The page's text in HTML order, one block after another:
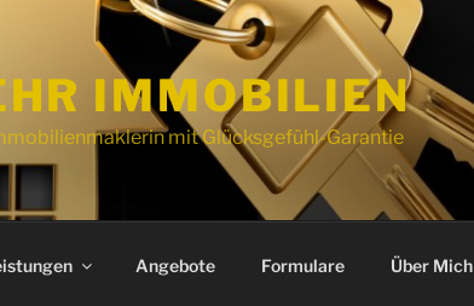
IMMOBILIEN
mit Glücksgefühl-Garantie
Angebote Formulare Über Mich